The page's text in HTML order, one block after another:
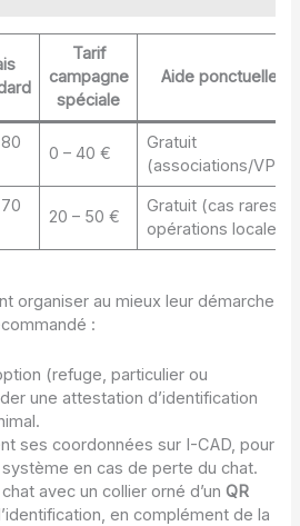
Tarif
campagne
spéciale
Aide ponctuelle
0 – 40 €
Gratuit
(associations/VPT)
20 – 50 €
Gratuit (cas rares,
opérations locales)
organiser au mieux leur démarche
:
(refuge, particulier ou
une attestation d’identification
ses coordonnées sur I-CAD, pour
en cas de perte du chat.
avec un collier orné d’unQR
en complément de la